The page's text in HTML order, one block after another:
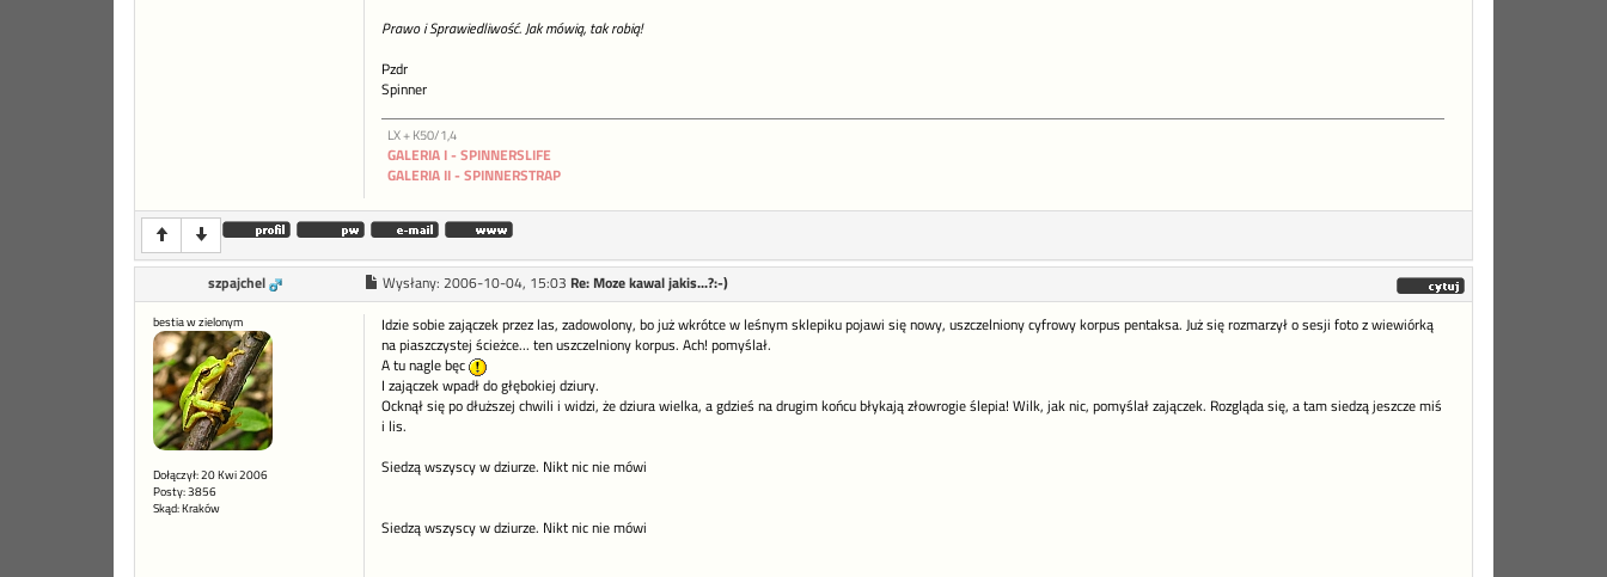
Prawo i Sprawiedliwość. Jak mówią, tak robią!
Pzdr
Spinner
LX + K50/1,4
GALERIA I - SPINNERSLIFE
GALERIA II - SPINNERSTRAP
szpajchel Wysłany: 2006-10-04, 15:03 Re: Moze kawal jakis...?:-)
bestia w zielonym
Dołączył: 20 Kwi 2006
Posty: 3856
Skąd: Kraków
Idzie sobie zajączek przez las, zadowolony, bo już wkrótce w leśnym sklepiku pojawi się nowy, uszczelniony cyfrowy korpus pentaksa. Już się rozmarzył o sesji foto z wiewiórką
na piaszczystej ścieżce... ten uszczelniony korpus. Ach! pomyślał.
A tu nagle bęc
I zajączek wpadł do głębokiej dziury.
Ocknął się po dłuższej chwili i widzi, że dziura wielka, a gdzieś na drugim końcu błykają złowrogie ślepia! Wilk, jak nic, pomyślał zajączek. Rozgląda się, a tam siedzą jeszcze miś
i lis.
Siedzą wszyscy w dziurze. Nikt nic nie mówi
Siedzą wszyscy w dziurze. Nikt nic nie mówi